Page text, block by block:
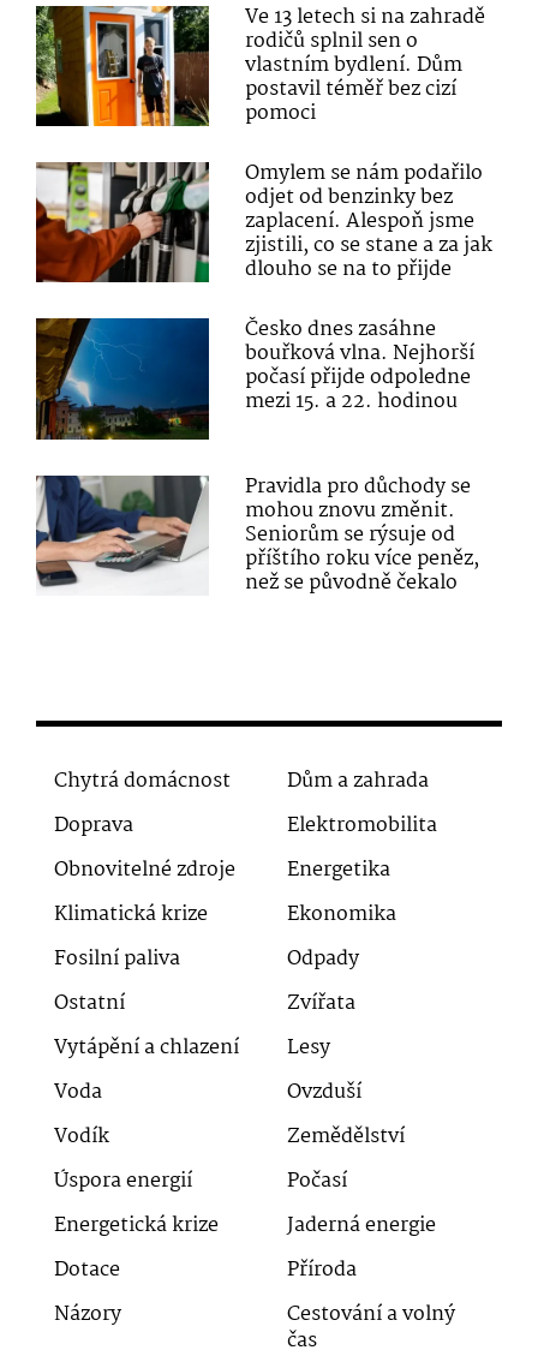
Ve 13 letech si na zahradě
rodičů splnil sen o
vlastním bydlení. Dům
postavil téměř bez cizí
pomoci
Omylem se nám podařilo
odjet od benzinky bez
zaplacení. Alespoň jsme
zjistili, co se stane a za jak
dlouho se na to přijde
Česko dnes zasáhne
bouřková vlna. Nejhorší
počasí přijde odpoledne
mezi 15. a 22. hodinou
Pravidla pro důchody se
mohou znovu změnit.
Seniorům se rýsuje od
příštího roku více peněz,
než se původně čekalo
Chytrá domácnost
Dům a zahrada
Doprava
Elektromobilita
Obnovitelné zdroje
Energetika
Klimatická krize
Ekonomika
Fosilní paliva
Odpady
Ostatní
Zvířata
Vytápění a chlazení
Lesy
Voda
Ovzduší
Vodík
Zemědělství
Úspora energií
Počasí
Energetická krize
Jaderná energie
Dotace
Příroda
Názory
Cestování a volný
čas